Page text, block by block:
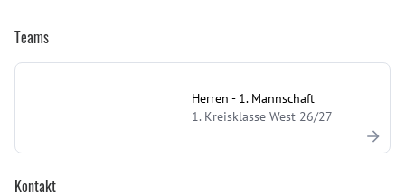
Teams
Herren - 1. Mannschaft
1. Kreisklasse West 26/27
Kontakt